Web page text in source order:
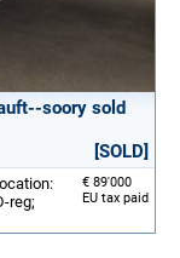
soory sold
[SOLD]
€ 89'000
EU tax paid
reg;